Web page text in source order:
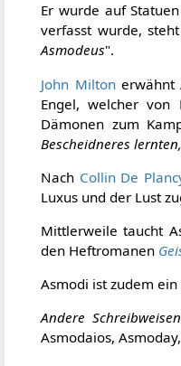
Er wurde auf
verfasst wurde,
Asmodeus".
John Miltonerwähnt
Engel, welcher von
Dämonen zum
Bescheidneres
Nach Collin De
Luxus und der Lust
Mittlerweile taucht
den Heftromanen
Asmodi ist zudem
Andere Schreibweisen
Asmodaios,